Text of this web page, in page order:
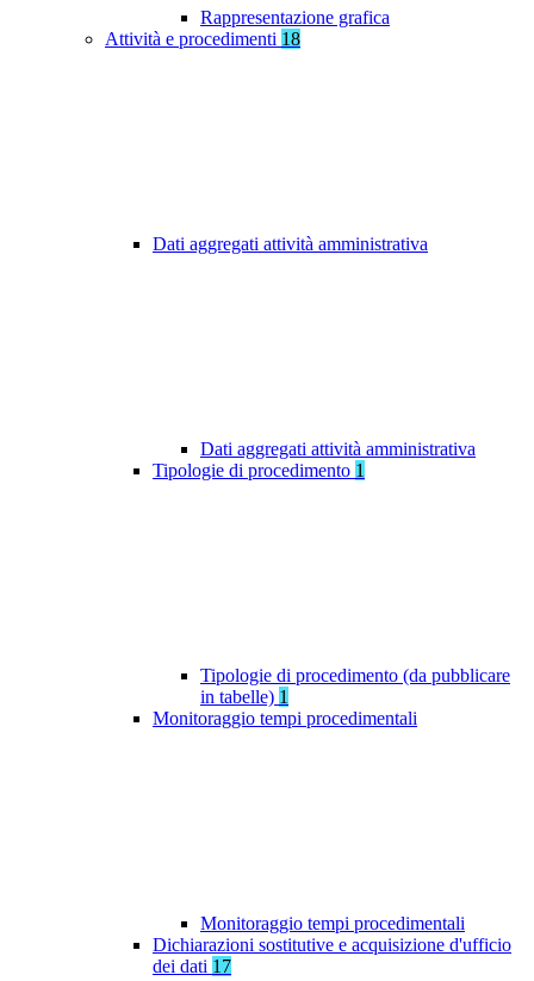
Rappresentazione grafica
Attività e procedimenti 18
Dati aggregati attività amministrativa
Dati aggregati attività amministrativa
Tipologie di procedimento 1
Tipologie di procedimento (da pubblicare
in tabelle) 1
Monitoraggio tempi procedimentali
Monitoraggio tempi procedimentali
Dichiarazioni sostitutive e acquisizione d'ufficio
dei dati 17